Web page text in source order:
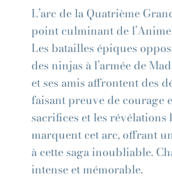
L’arc de la Quatrième
point culminant de
Les batailles épiques
des ninjas à l’armée de
et ses amis affrontent des
faisant preuve de courage
sacrifices et les révélations
marquent cet arc, offrant
à cette saga inoubliable.
intense et mémorable.